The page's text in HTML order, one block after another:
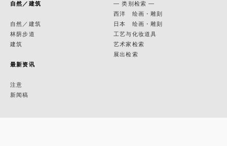
自然／建筑
自然／建筑
林荫步道
建筑
最新资讯
注意
新闻稿
— 类别检索 —
西洋 绘画・雕刻
日本 绘画・雕刻
工艺与化妆道具
艺术家检索
展出检索